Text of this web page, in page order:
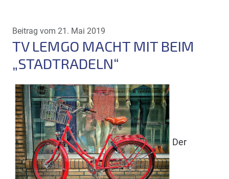
Beitrag vom 21. Mai 2019
TV LEMGO MACHT MIT BEIM
„STADTRADELN“
Der